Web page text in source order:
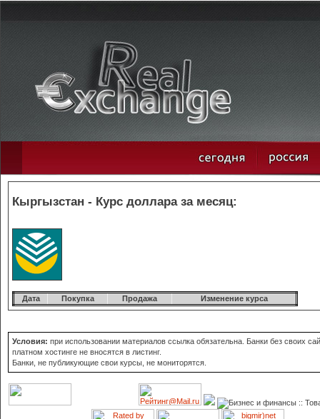
Кыргызстан - Курс доллара за месяц:
Дата Покупка Продажа Изменение курса
Условия: при использовании материалов ссылка обязательна. Банки без своих
платном хостинге не вносятся в листинг.
Банки, не публикующие свои курсы, не мониторятся.